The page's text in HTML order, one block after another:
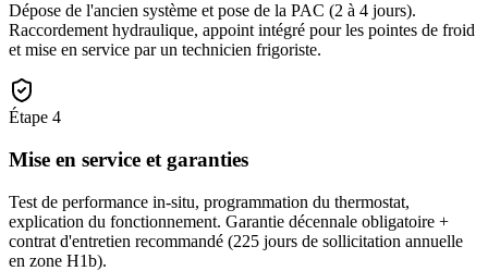
Dépose de l'ancien système et pose de la PAC (2 à 4 jours).
Raccordement hydraulique, appoint intégré pour les pointes de froid
et mise en service par un technicien frigoriste.
Étape 4
Mise en service et garanties
Test de performance in-situ, programmation du thermostat,
explication du fonctionnement. Garantie décennale obligatoire +
contrat d'entretien recommandé (225 jours de sollicitation annuelle
en zone H1b).